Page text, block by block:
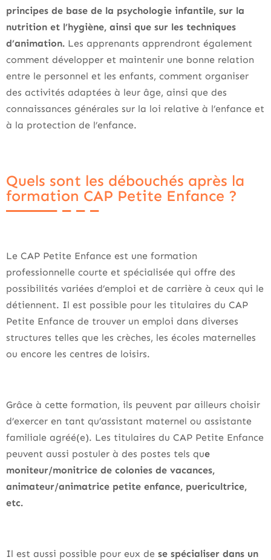
principes de base de la psychologie infantile, sur la
nutrition et l’hygiène, ainsi que sur les techniques
d’animation. Les apprenants apprendront également
comment développer et maintenir une bonne relation
entre le personnel et les enfants, comment organiser
des activités adaptées à leur âge, ainsi que des
connaissances générales sur la loi relative à l’enfance et
à la protection de l’enfance.
Quels sont les débouchés après la
formation CAP Petite Enfance ?
Le CAP Petite Enfance est une formation
professionnelle courte et spécialisée qui offre des
possibilités variées d’emploi et de carrière à ceux qui le
détiennent. Il est possible pour les titulaires du CAP
Petite Enfance de trouver un emploi dans diverses
structures telles que les crèches, les écoles maternelles
ou encore les centres de loisirs.
Grâce à cette formation, ils peuvent par ailleurs choisir
d’exercer en tant qu’assistant maternel ou assistante
familiale agréé(e). Les titulaires du CAP Petite Enfance
peuvent aussi postuler à des postes tels que
moniteur/monitrice de colonies de vacances,
animateur/animatrice petite enfance, puericultrice,
etc.
Il est aussi possible pour eux de se spécialiser dans un